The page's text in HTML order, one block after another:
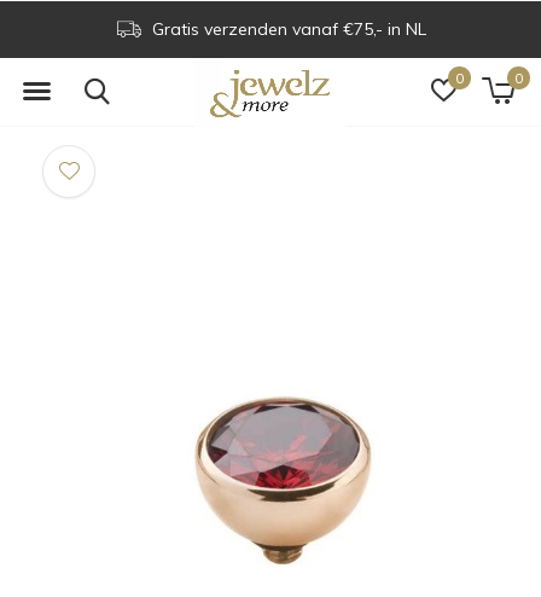
0 0
Gratis verzenden vanaf €75,- in NL